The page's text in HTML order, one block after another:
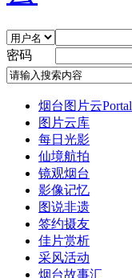
密码
烟台图片云Portal
图片云库
每日光影
仙境航拍
镜观烟台
影像记忆
图说非遗
签约摄友
佳片赏析
采风活动
烟台故事汇